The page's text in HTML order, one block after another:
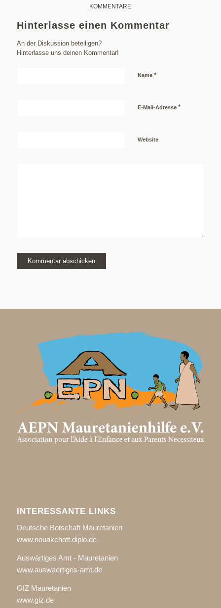
KOMMENTARE
Hinterlasse einen Kommentar
An der Diskussion beteiligen?
Hinterlasse uns deinen Kommentar!
Name *
E-Mail-Adresse *
Website
INTERESSANTE LINKS
Deutsche Botschaft Mauretanien
www.nouakchott.diplo.de
Auswärtiges Amt - Mauretanien
www.auswaertiges-amt.de
GIZ Mauretanien
www.giz.de